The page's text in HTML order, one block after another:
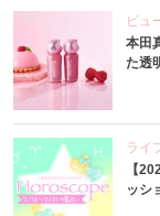
ビュ
本田
た透
ライ
【
ッシ